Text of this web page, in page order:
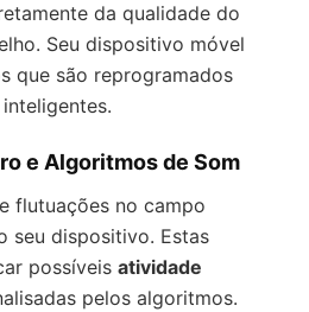
da qualidade do
Seu dispositivo móvel
que são reprogramados
e Algoritmos de Som
flutuações no campo
seu dispositivo. Estas
possíveis atividade
pelos algoritmos.